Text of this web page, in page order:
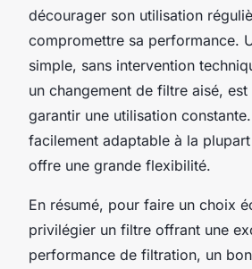
décourager son utilisation
compromettre sa performance.
simple, sans intervention
un changement de filtre aisé,
garantir une utilisation
facilement adaptable à la
offre une grande flexibilité.
En résumé, pour faire un choix
privilégier un filtre offrant une
performance de filtration, un